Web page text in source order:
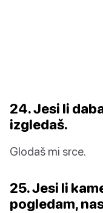
24. Jesi li
izgledaš.
Glodaš mi srce.
25. Jesi li
pogledam,